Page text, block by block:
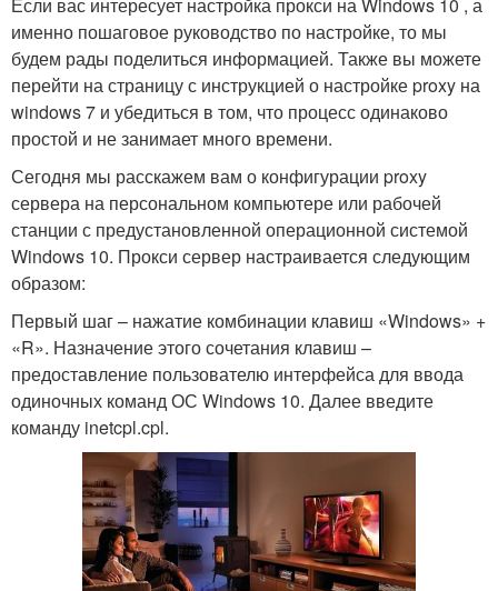
Если вас интересует настройка прокси на Windows 10 , а
именно пошаговое руководство по настройке, то мы
будем рады поделиться информацией. Также вы можете
перейти на страницу с инструкцией о настройке proxy на
windows 7 и убедиться в том, что процесс одинаково
простой и не занимает много времени.
Сегодня мы расскажем вам о конфигурации proxy
сервера на персональном компьютере или рабочей
станции с предустановленной операционной системой
Windows 10. Прокси сервер настраивается следующим
образом:
Первый шаг – нажатие комбинации клавиш «Windows» +
«R». Назначение этого сочетания клавиш –
предоставление пользователю интерфейса для ввода
одиночных команд ОС Windows 10. Далее введите
команду inetcpl.cpl.